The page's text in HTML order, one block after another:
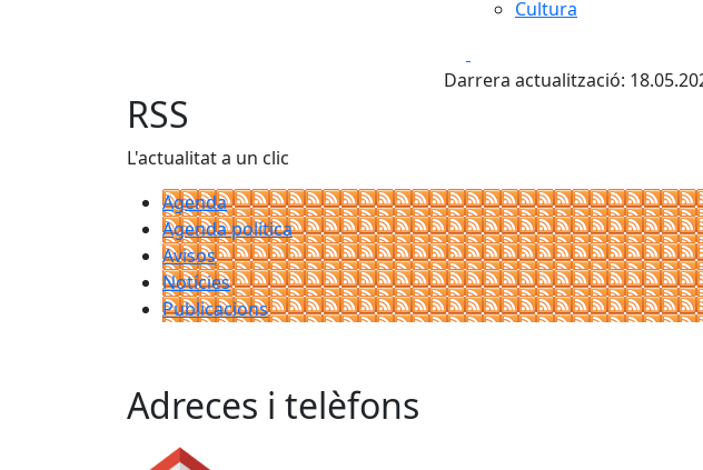
Cultura
Darrera actualització:
RSS
L'actualitat a un clic
Agenda
Agenda política
Avisos
Notícies
Publicacions
Adreces i telèfons